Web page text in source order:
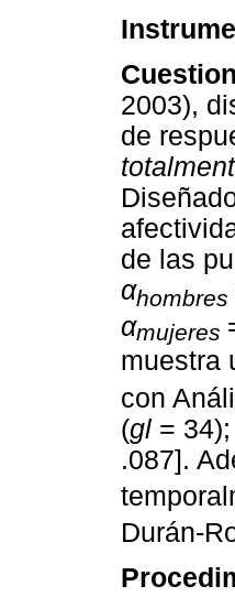
2003),
de
de las
αhombres
αmujeres
muestra
con
(gl =
.087].
Durán-